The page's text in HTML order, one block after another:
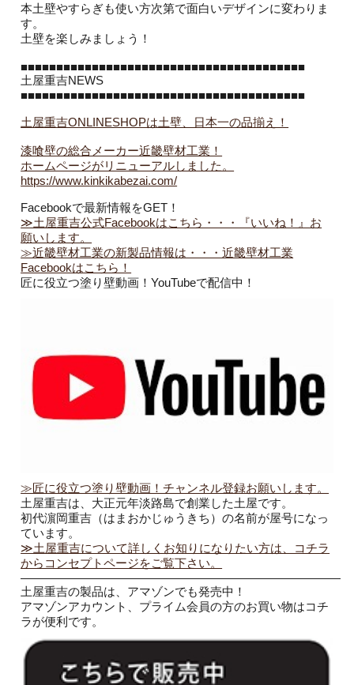
本土壁やすらぎも使い方次第で面白いデザインに変わりま
す。
土壁を楽しみましょう！
■■■■■■■■■■■■■■■■■■■■■■■■■■■■■■■■■■■■■■■■
土屋重吉NEWS
■■■■■■■■■■■■■■■■■■■■■■■■■■■■■■■■■■■■■■■■
土屋重吉ONLINESHOPは土壁、日本一の品揃え！
漆喰壁の総合メーカー近畿壁材工業！
ホームページがリニューアルしました。
https://www.kinkikabezai.com/
Facebookで最新情報をGET！
≫土屋重吉公式Facebookはこちら・・・『いいね！』お
願いします。
≫近畿壁材工業の新製品情報は・・・近畿壁材工業
Facebookはこちら！
匠に役立つ塗り壁動画！YouTubeで配信中！
≫匠に役立つ塗り壁動画！チャンネル登録お願いします。
土屋重吉は、大正元年淡路島で創業した土屋です。
初代濵岡重吉（はまおかじゅうきち）の名前が屋号になっ
ています。
≫土屋重吉について詳しくお知りになりたい方は、コチラ
からコンセプトページをご覧下さい。
———————————————————————————
土屋重吉の製品は、アマゾンでも発売中！
アマゾンアカウント、プライム会員の方のお買い物はコチ
ラが便利です。